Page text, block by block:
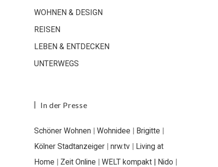
WOHNEN & DESIGN
REISEN
LEBEN & ENTDECKEN
UNTERWEGS
In der Presse
Schöner Wohnen | Wohnidee | Brigitte |
Kölner Stadtanzeiger | nrw.tv | Living at
Home | Zeit Online | WELT kompakt | Nido |